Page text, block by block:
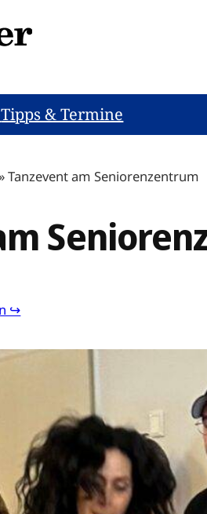
Tipps & Termine
Tanzevent am Seniorenzentrum
↪